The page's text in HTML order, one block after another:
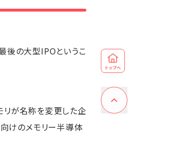
後の大型IPOというこ
リが名称を変更した企
けのメモリー半導体